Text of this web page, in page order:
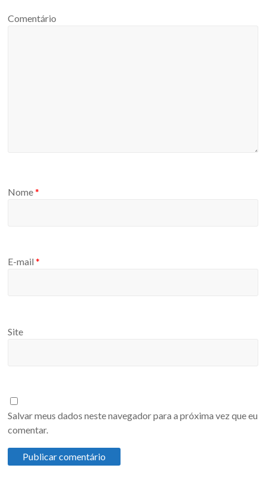
Comentário
Nome*
E-mail*
Site
Salvar meus dados neste navegador para a próxima vez que eu
comentar.